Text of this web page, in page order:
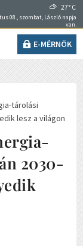
27° C
08., szombat, László napja
van.
E-MÉRNÖK
tárolási
lesz a világon
2030-